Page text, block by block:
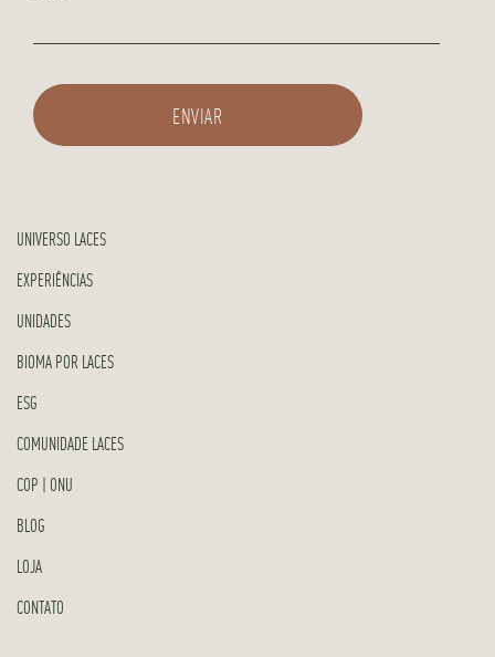
UNIVERSO LACES
EXPERIÊNCIAS
UNIDADES
BIOMA POR LACES
ESG
COMUNIDADE LACES
COP | ONU
BLOG
LOJA
CONTATO